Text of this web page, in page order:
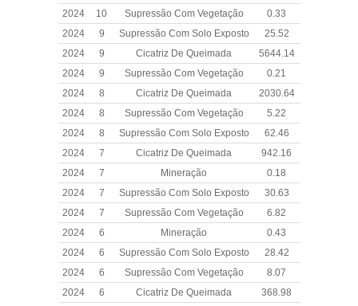
2024
10 Supressão Com Vegetação
0.33
2024
9 Supressão Com Solo Exposto
25.52
2024
9 Cicatriz De Queimada
5644.14
2024
9 Supressão Com Vegetação
0.21
2024
8 Cicatriz De Queimada
2030.64
2024
8 Supressão Com Vegetação
5.22
2024
8 Supressão Com Solo Exposto
62.46
2024
7 Cicatriz De Queimada
942.16
2024
7 Mineração
0.18
2024
7 Supressão Com Solo Exposto
30.63
2024
7 Supressão Com Vegetação
6.82
2024
6 Mineração
0.43
2024
6 Supressão Com Solo Exposto
28.42
2024
6 Supressão Com Vegetação
8.07
2024
6 Cicatriz De Queimada
368.98